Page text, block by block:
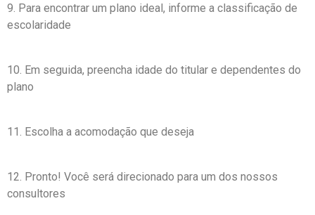
9. Para encontrar um plano ideal, informe a classificação de
escolaridade
10. Em seguida, preencha idade do titular e dependentes do
plano
11. Escolha a acomodação que deseja
12. Pronto! Você será direcionado para um dos nossos
consultores